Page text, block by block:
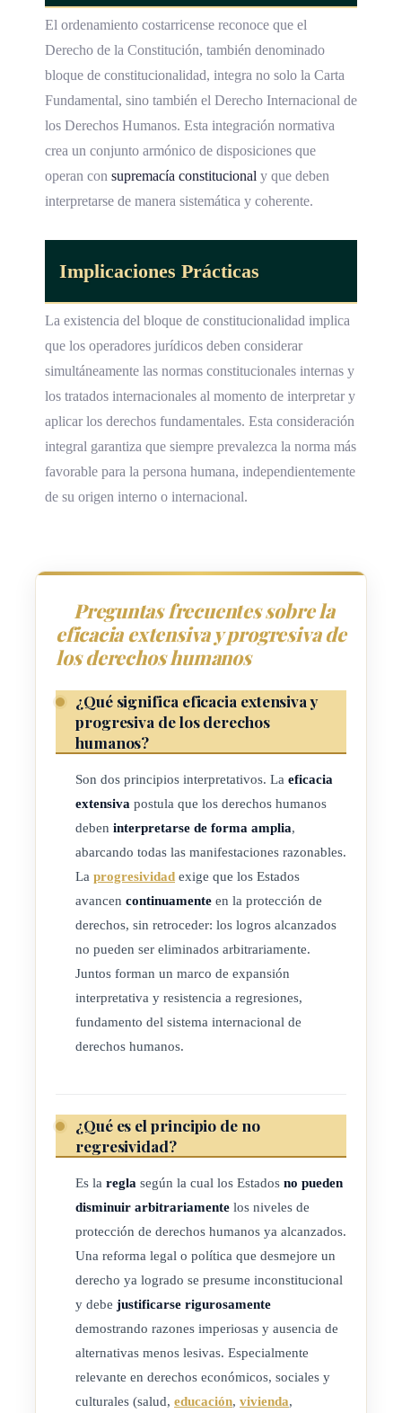
El ordenamiento costarricense reconoce que el
Derecho de la Constitución, también denominado
bloque de constitucionalidad, integra no solo la Carta
Fundamental, sino también el Derecho Internacional de
los Derechos Humanos. Esta integración normativa
crea un conjunto armónico de disposiciones que
operan con supremacía constitucional y que deben
interpretarse de manera sistemática y coherente.
Implicaciones Prácticas
La existencia del bloque de constitucionalidad implica
que los operadores jurídicos deben considerar
simultáneamente las normas constitucionales internas y
los tratados internacionales al momento de interpretar y
aplicar los derechos fundamentales. Esta consideración
integral garantiza que siempre prevalezca la norma más
favorable para la persona humana, independientemente
de su origen interno o internacional.
Preguntas frecuentes sobre la
eficacia extensiva y progresiva de
los derechos humanos
¿Qué significa eficacia extensiva y
progresiva de los derechos
humanos?
Son dos principios interpretativos. La eficacia
extensiva postula que los derechos humanos
deben interpretarse de forma amplia,
abarcando todas las manifestaciones razonables.
La progresividad exige que los Estados
avancen continuamente en la protección de
derechos, sin retroceder: los logros alcanzados
no pueden ser eliminados arbitrariamente.
Juntos forman un marco de expansión
interpretativa y resistencia a regresiones,
fundamento del sistema internacional de
derechos humanos.
¿Qué es el principio de no
regresividad?
Es la regla según la cual los Estados no pueden
disminuir arbitrariamente los niveles de
protección de derechos humanos ya alcanzados.
Una reforma legal o política que desmejore un
derecho ya logrado se presume inconstitucional
y debe justificarse rigurosamente
demostrando razones imperiosas y ausencia de
alternativas menos lesivas. Especialmente
relevante en derechos económicos, sociales y
culturales (salud, educación, vivienda,